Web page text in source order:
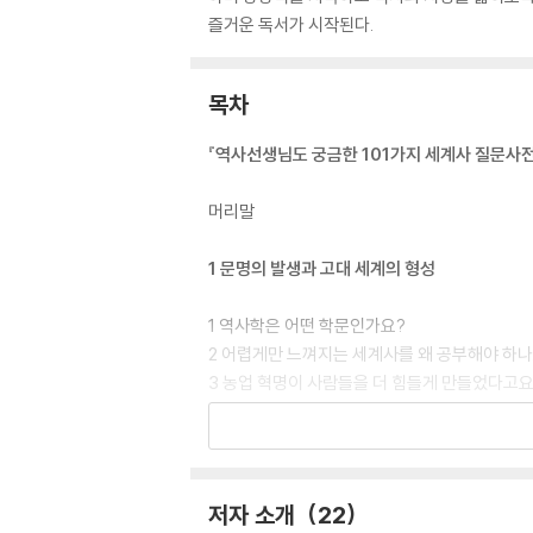
즐거운 독서가 시작된다.
목차
『역사선생님도 궁금한 101가지 세계사 질문사전
머리말
1 문명의 발생과 고대 세계의 형성
1 역사학은 어떤 학문인가요?
2 어렵게만 느껴지는 세계사를 왜 공부해야 하
3 농업 혁명이 사람들을 더 힘들게 만들었다고
4 메소포타미아 사람들이 ‘일주일’을 만들었다
8 중국 고대 국가의 재상은 셰프였다고요?
저자 소개 22